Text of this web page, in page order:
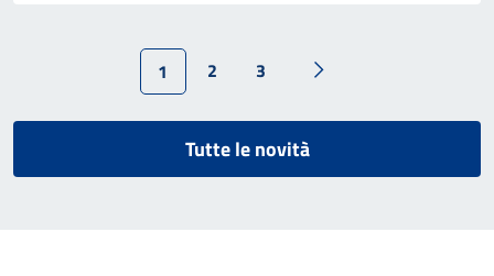
1 2 3
Tutte le novità